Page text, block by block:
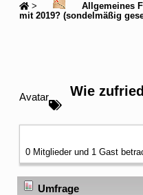
> Allgemeines
mit 2019? (sondelmäßig
Avatar Wie
0 Mitglieder und 1 Gast
Umfrage